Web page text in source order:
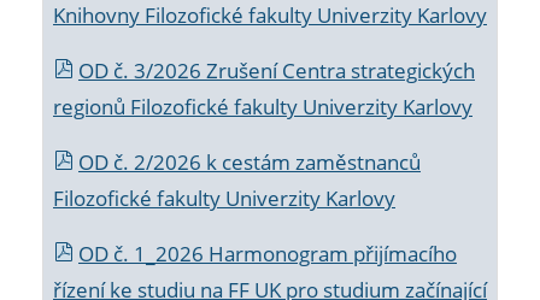
Knihovny Filozofické fakulty Univerzity Karlovy
OD č. 3/2026 Zrušení Centra strategických
regionů Filozofické fakulty Univerzity Karlovy
OD č. 2/2026 k cestám zaměstnanců
Filozofické fakulty Univerzity Karlovy
OD č. 1_2026 Harmonogram přijímacího
řízení ke studiu na FF UK pro studium začínající